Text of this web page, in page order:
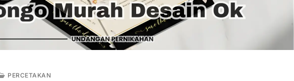
PERCETAKAN